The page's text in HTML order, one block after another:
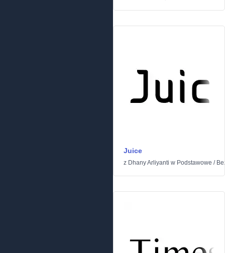
Juice
z Dhany Arliyanti w Podstawowe /